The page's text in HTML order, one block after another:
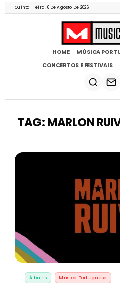
Quinta-Feira, 6 De Agosto De 2026
HOME MÚSICA
CONCERTOS E FESTIVAIS
TAG: MARLON
Álbuns Música Portuguesa